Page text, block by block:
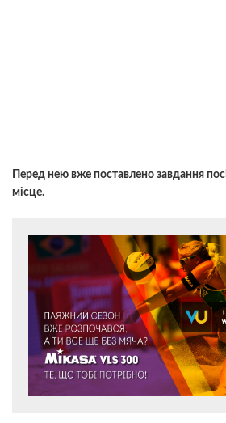
Перед нею вже поставлено завдання
місце.